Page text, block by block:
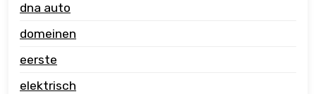
dna auto
domeinen
eerste
elektrisch